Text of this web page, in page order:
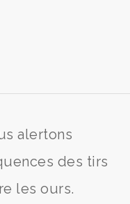
alertons
des tirs
les ours.